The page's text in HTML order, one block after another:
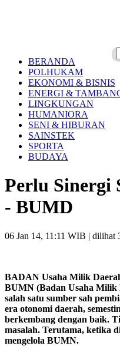
BERANDA
POLHUKAM
EKONOMI & BISNIS
ENERGI &
LINGKUNGAN
HUMANIORA
SENI & HIBURAN
SAINSTEK
SPORTA
BUDAYA
Perlu Sinergi
- BUMD
06 Jan 14, 11:11 WIB | dilihat
BADAN Usaha Milik
BUMN (Badan Usaha Milik
salah satu sumber sah
era otonomi daerah,
berkembang dengan baik.
masalah. Terutama, ketika
mengelola BUMN.